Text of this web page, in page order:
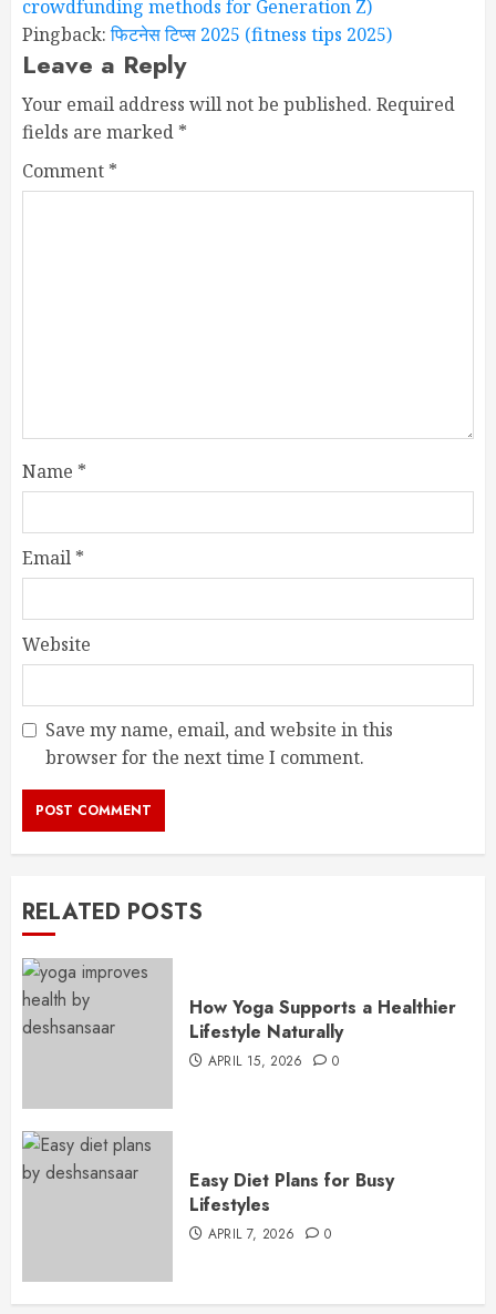
crowdfunding methods for Generation Z)
Pingback:फिटनेस टिप्स 2025 (fitness tips 2025)
Leave a Reply
Your email address will not be published. Required
fields are marked *
Comment *
Name *
Email *
Website
Save my name, email, and website in this
browser for the next time I comment.
RELATED POSTS
How Yoga Supports a Healthier
Lifestyle Naturally
APRIL 15, 2026 0
Easy Diet Plans for Busy
Lifestyles
APRIL 7, 2026 0